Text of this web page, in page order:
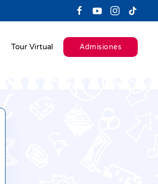
Tour Virtual Admisiones